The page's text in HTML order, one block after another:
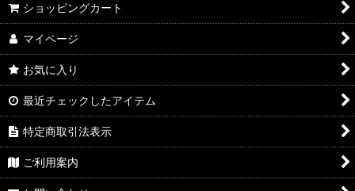
ショッピングカート
マイページ
お気に入り
最近チェックしたアイテム
特定商取引法表示
ご利用案内